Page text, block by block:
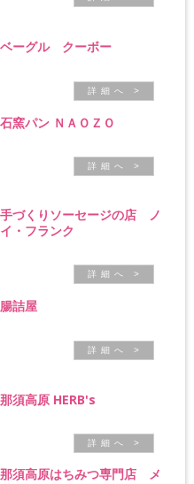
ベーグル クーボー
詳 細 へ >
石窯パン ＮＡＯＺＯ
詳 細 へ >
手づくりソーセージの店 ノ
イ・フランク
詳 細 へ >
腸詰屋
詳 細 へ >
那須高原 HERB's
詳 細 へ >
那須高原はちみつ専門店 メ